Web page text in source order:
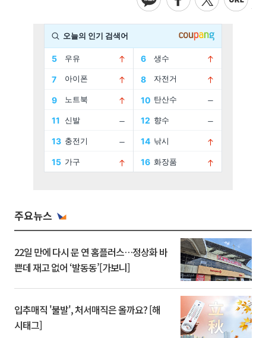
주요뉴스
22일 만에 다시 문 연 홈플러스…정상화 바
쁜데 재고 없어 ‘발동동’[가보니]
입추매직 '불발', 처서매직은 올까요? [해
시태그]